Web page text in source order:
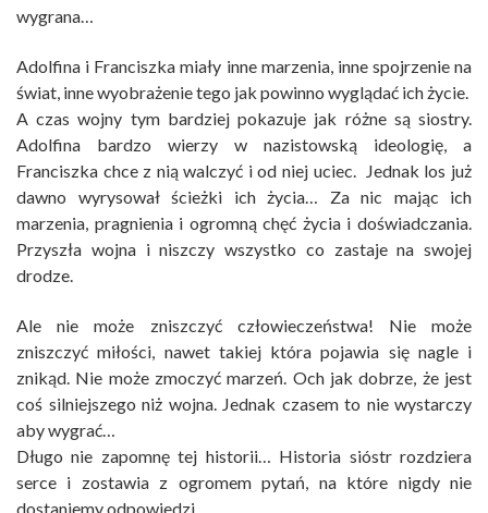
wygrana…
Adolfina i Franciszka miały inne marzenia, inne spojrzenie na
świat, inne wyobrażenie tego jak powinno wyglądać ich życie.
A czas wojny tym bardziej pokazuje jak różne są siostry.
Adolfina bardzo wierzy w nazistowską ideologię, a
Franciszka chce z nią walczyć i od niej uciec. Jednak los już
dawno wyrysował ścieżki ich życia… Za nic mając ich
marzenia, pragnienia i ogromną chęć życia i doświadczania.
Przyszła wojna i niszczy wszystko co zastaje na swojej
drodze.
Ale nie może zniszczyć człowieczeństwa! Nie może
zniszczyć miłości, nawet takiej która pojawia się nagle i
znikąd. Nie może zmoczyć marzeń. Och jak dobrze, że jest
coś silniejszego niż wojna. Jednak czasem to nie wystarczy
aby wygrać…
Długo nie zapomnę tej historii… Historia sióstr rozdziera
serce i zostawia z ogromem pytań, na które nigdy nie
dostaniemy odpowiedzi.